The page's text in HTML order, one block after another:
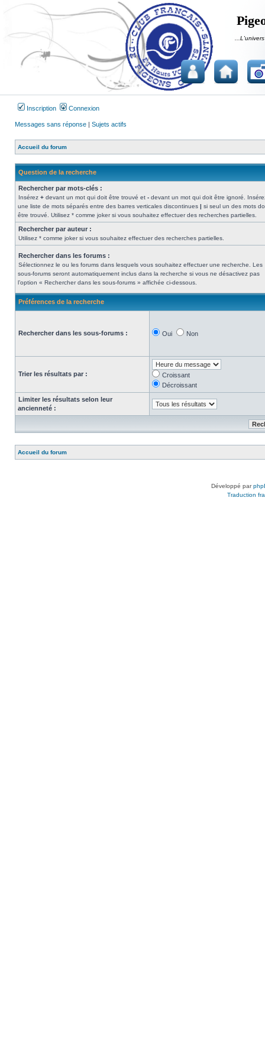
Inscription Connexion
Messages sans réponse | Sujets actifs
Accueil du forum
Question de la recherche
Rechercher par mots-clés :
Insérez + devant un mot qui doit être trouvé et - devant un mot qui doit être ignoré.
une liste de mots séparés entre des barres verticales discontinues | si seul un des mots
être trouvé. Utilisez * comme joker si vous souhaitez effectuer des recherches partielles.
Rechercher par auteur :
Utilisez * comme joker si vous souhaitez effectuer des recherches partielles.
Rechercher dans les forums :
Sélectionnez le ou les forums dans lesquels vous souhaitez effectuer une recherche. Les
sous-forums seront automatiquement inclus dans la recherche si vous ne désactivez pas
l’option « Rechercher dans les sous-forums » affichée ci-dessous.
Préférences de la recherche
Rechercher dans les sous-forums : Oui Non
Trier les résultats par :
Croissant
Décroissant
Limiter les résultats selon leur
ancienneté :
Accueil du forum
Développé par
Traduction